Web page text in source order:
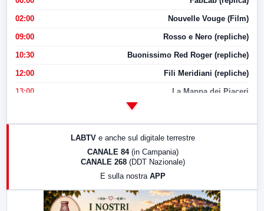
02:00 Nouvelle Vouge (Film)
09:00 Rosso e Nero (repliche)
10:30 Buonissimo Red Roger (repliche)
12:00 Fili Meridiani (repliche)
13:00 La Mappa dei Piaceri
17:00 LabNews (replica)
LabNews (replica)
LABTV e anche sul digitale terrestre
CANALE 84 (in Campania)
CANALE 268 (DDT Nazionale)
E sulla nostra APP